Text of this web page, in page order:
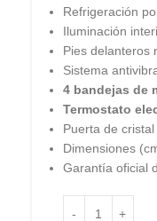
Refrigeración
Iluminación
Pies delanteros
Sistema
4 bandejas de
Termostato
Puerta de
Dimensiones
Garantía oficial